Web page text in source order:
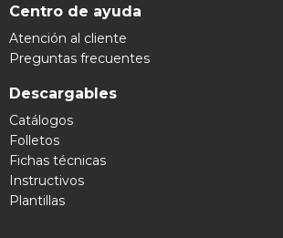
Centro de ayuda
Atención al cliente
Preguntas frecuentes
Descargables
Catálogos
Folletos
Fichas técnicas
Instructivos
Plantillas